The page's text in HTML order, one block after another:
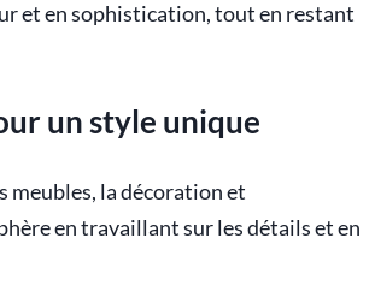
et en sophistication, tout en restant
un style unique
meubles, la décoration et
en travaillant sur les détails et en